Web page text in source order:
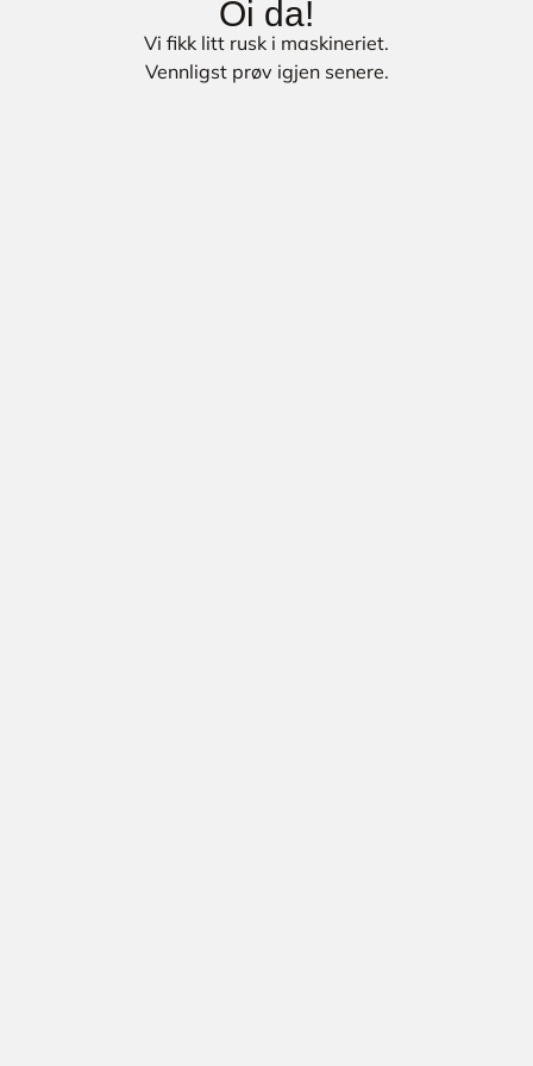
Oi da!
Vi fikk litt rusk i maskineriet.
Vennligst prøv igjen senere.